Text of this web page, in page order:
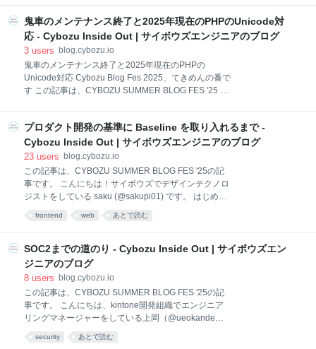
少なくないのではないでしょうか。 そんな方にお勧め
したいのがADR（Architectural Decision Record）で
す。 社内にADRを運用しているチームがあります。僕
ない状態から始まりましたが、試行錯誤を重ね、今で
は自分でも実践し運用できるようになりました。 その
過程で思ったよりもハマりがちなアンチパターンがあ
つけることで意思決定の質を向上させるだけでなく、
技
鬼車のメンテナンス終了と2025年現在のPHPのUnicode対
応 - Cybozu Inside Out | サイボウズエンジニアのブログ
3 users blog.cybozu.io
鬼車のメンテナンス終了と2025年現在のPHPの
Unicode対応 Cybozu Blog Fes 2025、てきめんの番で
す この記事は、CYBOZU SUMMER BLOG FES '25 の
PHPのコミッターもしており、mbstringやUnicodeの
面倒を業務時間をちょっと頂きながらOSS活動をして
います。 今回はPHPの状況についてお話します 今回
のCYBOZU SUMMER BLOG FES '25では、そんな
PHPの状況をお話します。 鬼車のメンテナンス終了に
よるmb_ereg関数群(mbregex)の行方について 追加し
https://tekitoh-memdhoi.info でもお話しているのです
プロダクト開発の基準に Baseline を取り入れるまで -
Cybozu Inside Out | サイボウズエンジニアのブログ
23 users blog.cybozu.io
この記事は、CYBOZU SUMMER BLOG FES '25の記
事です。 こんにちは！サイボウズでデザインテクノロ
ジストをしている saku (@sakupi01) です。 はじめに
数ヶ月前に、個人ブログにて以下のエントリを投稿し
ました。 blog.sakupi01.com このエントリの執筆背景
て、社内で導入基準を策定していたことがありまし
た。 そこから数ヶ月が経った現在、kintone というプ
ロダクトのフロントエンドでは、この基準に
しています。 本エントリでは、Baseline を採用するま
での背景、運用に至るまでに考慮したこと、kintone
での活用方法について紹介します。 前置き 新しい
Web 標準の機能をプロダクトに入れても、ユーザがサ
frontend web あとで読む
SOC2までの道のり - Cybozu Inside Out | サイボウズエン
ジニアのブログ
8 users blog.cybozu.io
この記事は、CYBOZU SUMMER BLOG FES '25の記
事です。 こんにちは、kintone開発組織でエンジニア
リングマネージャーをしている上岡（@ueokande）
です。 少し前の話ですが、グローバル市場向け
kintone1（以下kintone.com）において、2023年12月
security あとで読む